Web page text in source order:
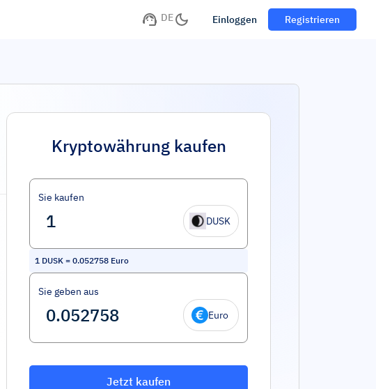
DE Einloggen Registrieren
Kryptowährung kaufen
Sie kaufen
DUSK
1 DUSK = 0.052758 Euro
Sie geben aus
Euro
Jetzt kaufen